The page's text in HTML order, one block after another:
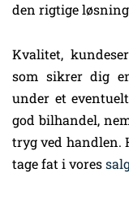
den rigtige
Kvalitet,
som sikrer dig
under et
god bilhandel,
tryg ved handlen.
tage fat i vores